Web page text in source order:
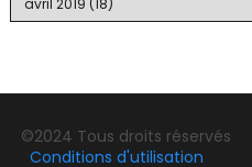
©2024 Tous droits réservés
Conditions d'utilisation